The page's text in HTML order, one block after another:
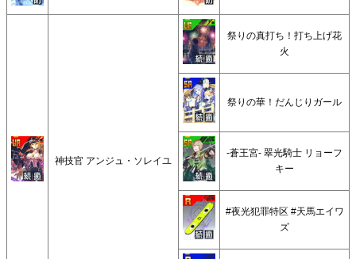
神技官 アンジュ・ソレイユ
祭りの真打ち！打ち上げ花
火
祭りの華！だんじりガール
-蒼王宮- 翠光騎士 リョーフ
キー
#夜光犯罪特区 #天馬エイワ
ズ